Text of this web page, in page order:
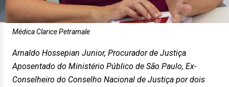
Médica Clarice Petramale
Arnaldo Hossepian Junior, Procurador de Justiça
Aposentado do Ministério Público de São Paulo, Ex-
Conselheiro do Conselho Nacional de Justiça por dois